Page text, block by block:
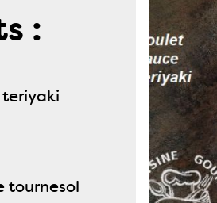
:
teriyaki
tournesol